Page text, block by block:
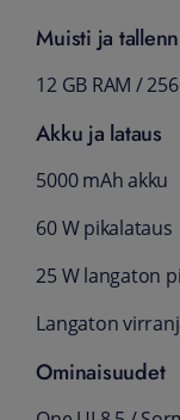
Muisti ja
12 GB RAM /
Akku ja lataus
5000 mAh akku
60 W pikalataus
25 W langaton
Langaton
Ominaisuudet